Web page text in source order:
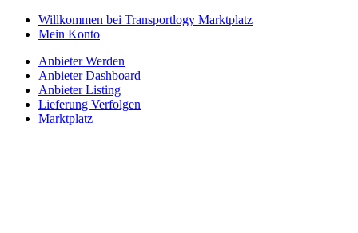
Navigation
Zum
Inhalt
Willkommen bei Transportlogy Marktplatz
Mein Konto
Anbieter Werden
Anbieter Dashboard
Anbieter Listing
Lieferung Verfolgen
Marktplatz